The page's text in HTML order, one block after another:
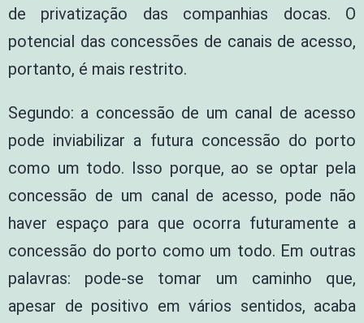
de privatização das companhias docas. O
potencial das concessões de canais de acesso,
portanto, é mais restrito.
Segundo: a concessão de um canal de acesso
pode inviabilizar a futura concessão do porto
como um todo. Isso porque, ao se optar pela
concessão de um canal de acesso, pode não
haver espaço para que ocorra futuramente a
concessão do porto como um todo. Em outras
palavras: pode-se tomar um caminho que,
apesar de positivo em vários sentidos, acaba